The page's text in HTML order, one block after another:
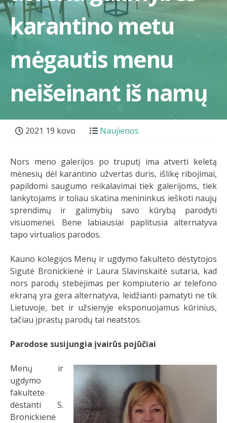
karantino metu
mėgautis menu
neišeinant iš namų
2021 19 kovo Naujienos
Nors meno galerijos po truputį ima atverti keletą
mėnesių dėl karantino užvertas duris, išlikę ribojimai,
papildomi saugumo reikalavimai tiek galerijoms, tiek
lankytojams ir toliau skatina menininkus ieškoti naujų
sprendimų ir galimybių savo kūrybą parodyti
visuomenei. Bene labiausiai paplitusia alternatyva
tapo virtualios parodos.
Kauno kolegijos Menų ir ugdymo fakulteto dėstytojos
Sigutė Bronickienė ir Laura Slavinskaitė sutaria, kad
nors parodų stebėjimas per kompiuterio ar telefono
ekraną yra gera alternatyva, leidžianti pamatyti ne tik
Lietuvoje, bet ir užsienyje eksponuojamus kūrinius,
tačiau įprastų parodų tai neatstos.
Parodose susijungia įvairūs pojūčiai
Menų ir
ugdymo
fakultete
dėstanti S.
Bronickienė